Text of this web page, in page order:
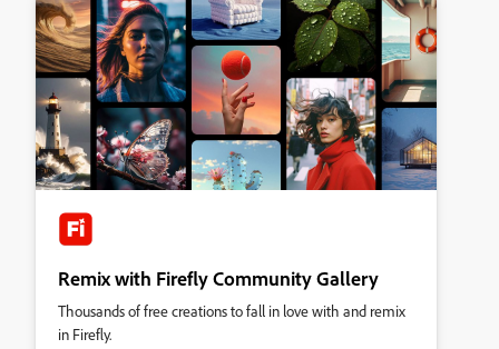
Remix with Firefly Community Gallery
Thousands of free creations to fall in love with and remix
in Firefly.